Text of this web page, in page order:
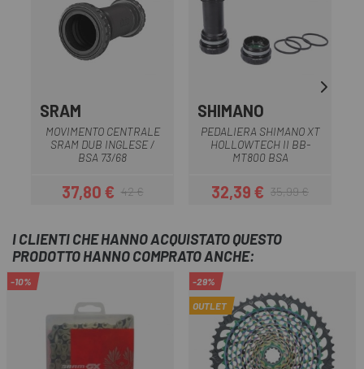
SRAM
MOVIMENTO CENTRALE
SRAM DUB INGLESE /
BSA 73/68
Prezzo
37,80 €Prezzo base
42 €
SHIMANO
PEDALIERA SHIMANO XT
HOLLOWTECH II BB-
MT800 BSA
Prezzo
32,39 €Prezzo base
35,99 €
I CLIENTI CHE HANNO ACQUISTATO QUESTO
PRODOTTO HANNO COMPRATO ANCHE:
-10% -29%
OUTLET